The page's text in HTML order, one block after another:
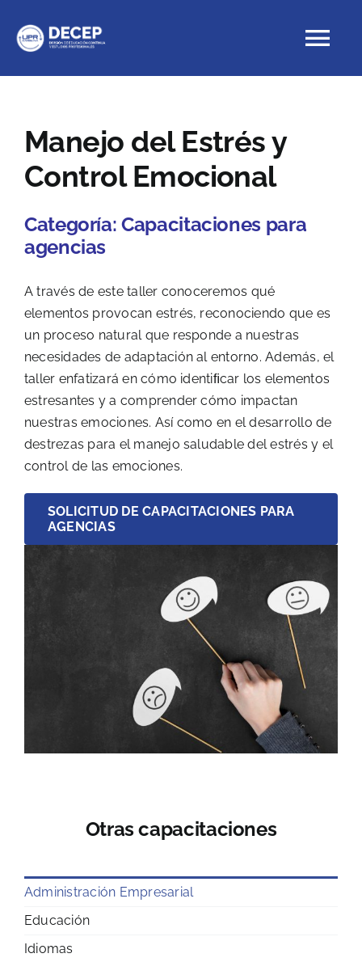
content
Cursos con crédito
Proyectos Especiales
Manejo del Estrés y
Control Emocional
Categoría:Capacitaciones para
agencias
A través de este taller conoceremos qué
elementos provocan estrés, reconociendo que es
un proceso natural que responde a nuestras
necesidades de adaptación al entorno. Además, el
taller enfatizará en cómo identiﬁcar los elementos
estresantes y a comprender cómo impactan
nuestras emociones. Así como en el desarrollo de
destrezas para el manejo saludable del estrés y el
control de las emociones.
SOLICITUD DE CAPACITACIONES PARA
AGENCIAS
Otras capacitaciones
Administración Empresarial
Educación
Idiomas